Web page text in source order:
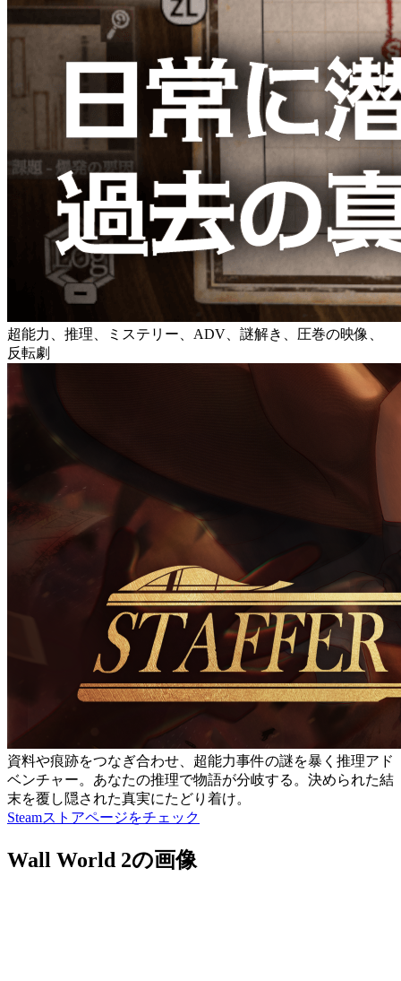
超能力、推理、ミステリー、ADV、謎解き、圧巻の映像、
反転劇
資料や痕跡をつなぎ合わせ、超能力事件の謎を暴く推理アド
ベンチャー。あなたの推理で物語が分岐する。決められた結
末を覆し隠された真実にたどり着け。
Steamストアページをチェック
Wall World 2の画像